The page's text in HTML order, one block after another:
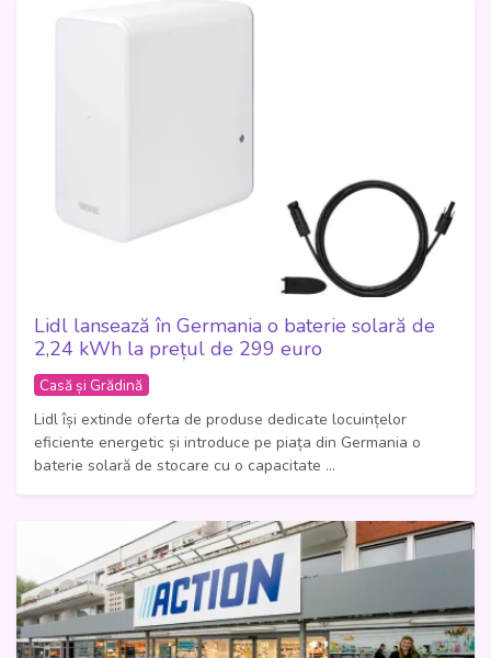
Lidl lansează în Germania o baterie solară de
2,24 kWh la prețul de 299 euro
Casă și Grădină
Lidl își extinde oferta de produse dedicate locuințelor
eficiente energetic și introduce pe piața din Germania o
baterie solară de stocare cu o capacitate ...